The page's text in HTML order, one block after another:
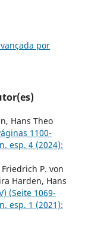
por
Hans Theo
1100-
esp. 4 (2024):
P. von
Harden, Hans
(Seite 1069-
esp. 1 (2021):